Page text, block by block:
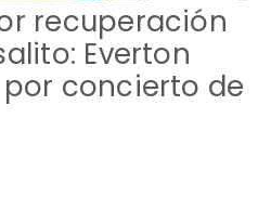
recuperación
Everton
concierto de